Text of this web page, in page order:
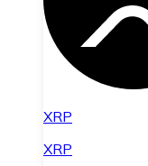
XRP
XRP